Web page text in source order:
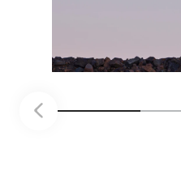
mantenimiento